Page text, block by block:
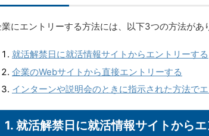
にエントリーする方法には、以下3つの方法があ
就活解禁日に就活情報サイトからエントリーする
企業のWebサイトから直接エントリーする
インターンや説明会のときに指示された方法で
1. 就活解禁日に就活情報サイトから